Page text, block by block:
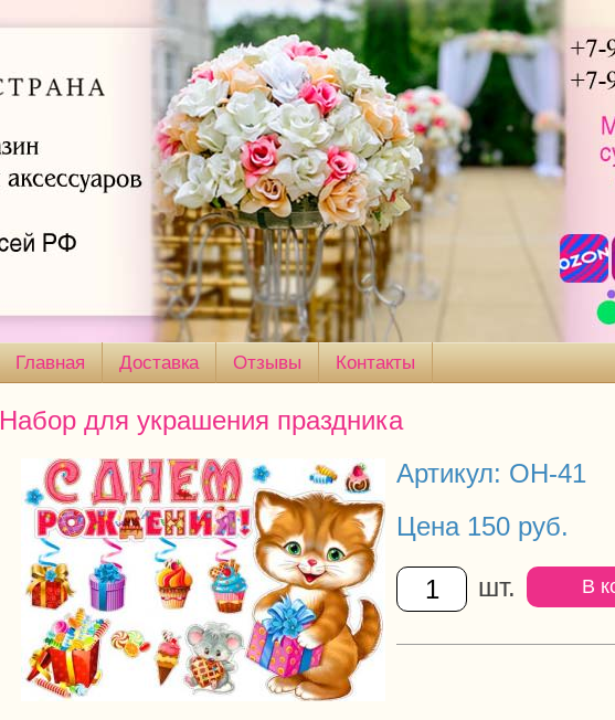
Главная Доставка Отзывы Контакты
Набор для украшения праздника
Артикул: ОН-41
Цена 150 руб.
шт.